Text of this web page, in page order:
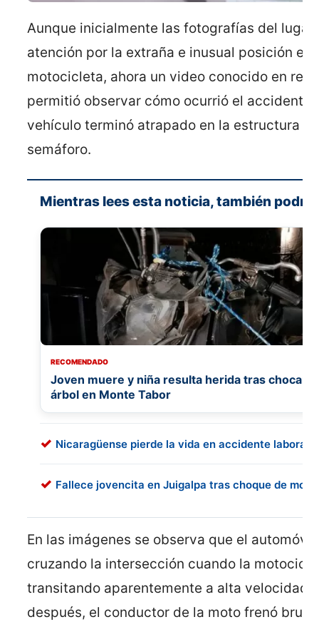
Aunque inicialmente las fotografías del lugar
atención por la extraña e inusual posición en
motocicleta, ahora un video conocido en
permitió observar cómo ocurrió el accidente
vehículo terminó atrapado en la estructura
semáforo.
Mientras lees esta noticia, también
RECOMENDADO
Joven muere y niña resulta herida tras chocar
árbol en Monte Tabor
Nicaragüense pierde la vida en accidente laboral
Fallece jovencita en Juigalpa tras choque de
En las imágenes se observa que el
cruzando la intersección cuando la
transitando aparentemente a alta velocidad.
después, el conductor de la moto frenó